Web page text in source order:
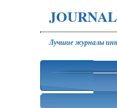
JOURNAL
Лучшие журналы